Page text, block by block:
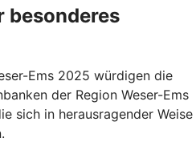
besonderes
Ems 2025 würdigen die
der Region Weser-Ems
sich in herausragender Weise